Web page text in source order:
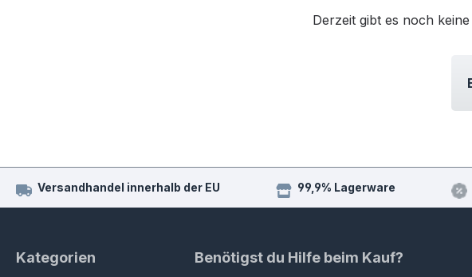
Derzeit gibt es noch
Versandhandel innerhalb der EU 99,9% Lagerware
Kategorien Benötigst du Hilfe beim Kauf?